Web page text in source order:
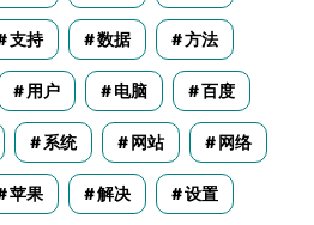
支持 数据 方法
用户 电脑 百度
系统 网站 网络
苹果 解决 设置